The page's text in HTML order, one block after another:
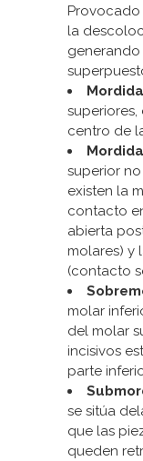
la
centro de
superior
existen la
contacto
abierta
molares) y
(contacto
molar
del molar
incisivos
parte
se sitúa
que las
queden